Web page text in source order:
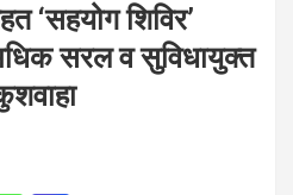
‘सहयोग शिविर’
सरल व सुविधायुक्त